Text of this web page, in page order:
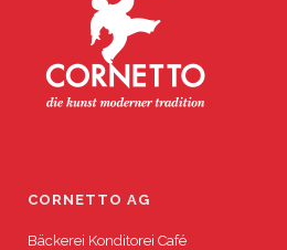
CORNETTO AG
Bäckerei Konditorei Café